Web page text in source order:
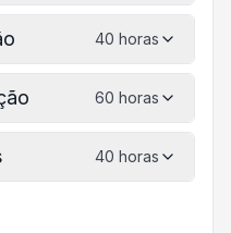
40 horas
60 horas
40 horas